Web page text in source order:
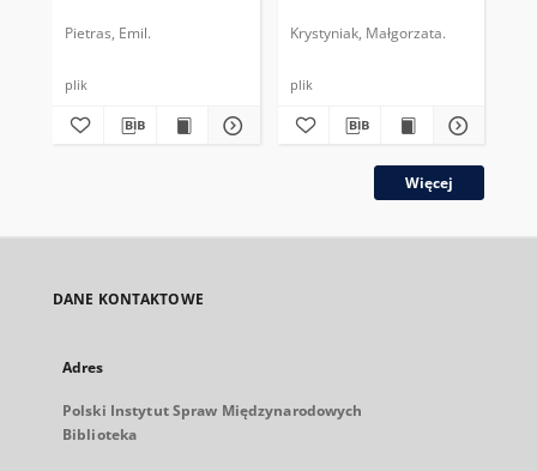
Pietras, Emil.
plik
Krystyniak, Małgorzata.
plik
Więcej
DANE KONTAKTOWE
Adres
Polski Instytut Spraw Międzynarodowych
Biblioteka